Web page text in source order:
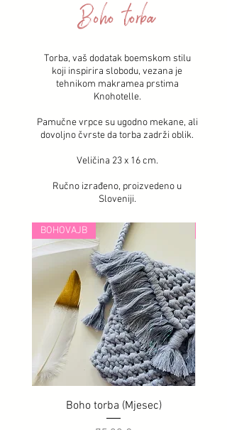
Boho torba
Torba, vaš dodatak boemskom stilu
koji inspirira slobodu, vezana je
tehnikom makramea prstima
Knohotelle.
Pamučne vrpce su ugodno mekane, ali
dovoljno čvrste da torba zadrži oblik.
Veličina 23 x 16 cm.
Ručno izrađeno, proizvedeno u
Sloveniji.
BOHOVAJB
Boho torba (Mjesec)